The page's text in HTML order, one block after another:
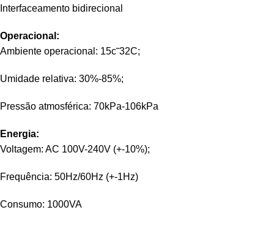
Interfaceamento bidirecional
Operacional:
Ambiente operacional: 15c˜32C;
Umidade relativa: 30%-85%;
Pressão atmosférica: 70kPa-106kPa
Energia:
Voltagem: AC 100V-240V (+-10%);
Frequência: 50Hz/60Hz (+-1Hz)
Consumo: 1000VA